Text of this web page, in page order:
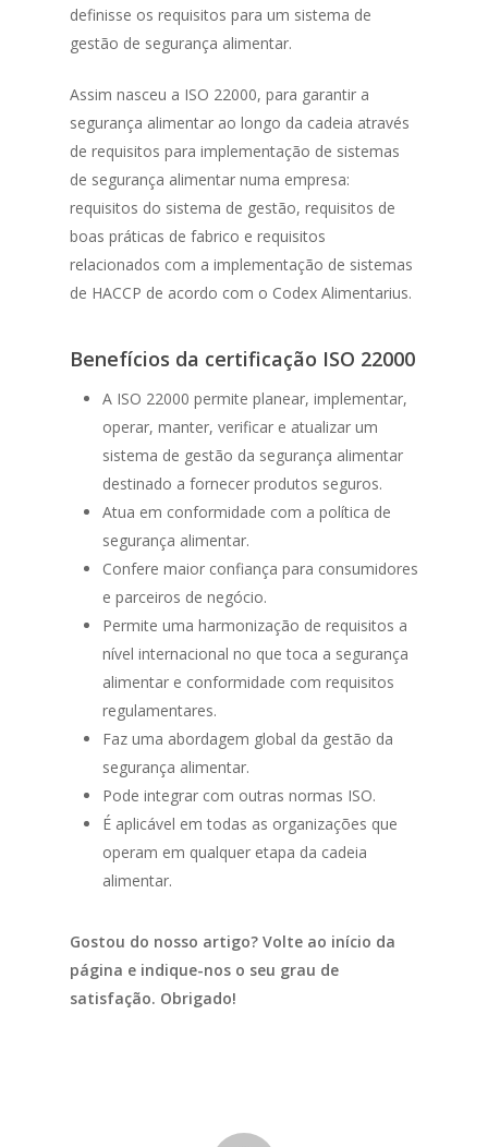
definisse os requisitos para um sistema de
gestão de segurança alimentar.
Assim nasceu a ISO 22000, para garantir a
segurança alimentar ao longo da cadeia através
de requisitos para implementação de sistemas
de segurança alimentar numa empresa:
requisitos do sistema de gestão, requisitos de
boas práticas de fabrico e requisitos
relacionados com a implementação de sistemas
de HACCP de acordo com o Codex Alimentarius.
Benefícios da certificação ISO 22000
A ISO 22000 permite planear, implementar,
operar, manter, verificar e atualizar um
sistema de gestão da segurança alimentar
destinado a fornecer produtos seguros.
Atua em conformidade com a política de
segurança alimentar.
Confere maior confiança para consumidores
e parceiros de negócio.
Permite uma harmonização de requisitos a
nível internacional no que toca a segurança
alimentar e conformidade com requisitos
regulamentares.
Faz uma abordagem global da gestão da
segurança alimentar.
Pode integrar com outras normas ISO.
É aplicável em todas as organizações que
operam em qualquer etapa da cadeia
alimentar.
Gostou do nosso artigo? Volte ao início da
página e indique-nos o seu grau de
satisfação. Obrigado!